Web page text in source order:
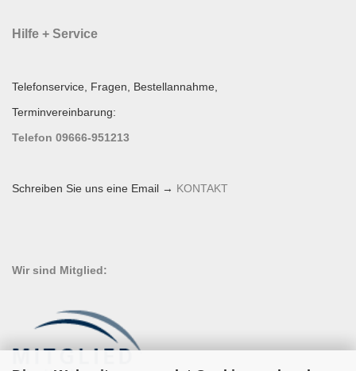
Hilfe + Service
Telefonservice, Fragen, Bestellannahme,
Terminvereinbarung:
Telefon 09666-951213
Schreiben Sie uns eine Email → KONTAKT
Wir sind Mitglied: